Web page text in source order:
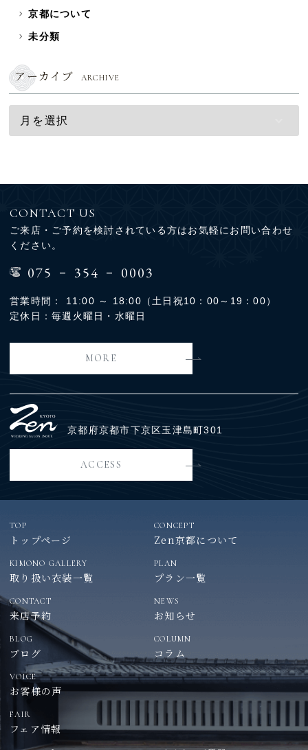
京都について
未分類
アーカイブ ARCHIVE
CONTACT US
ご来店・ご予約を検討されている方はお気軽にお問い合わせ
ください。
075 - 354 - 0003
営業時間： 11:00 ～ 18:00（土日祝10：00～19：00）
定休日：毎週火曜日・水曜日
MORE
京都府京都市下京区玉津島町301
ACCESS
TOP
トップページ
CONCEPT
Zen京都について
KIMONO GALLERY
取り扱い衣装一覧
PLAN
プラン一覧
CONTACT
来店予約
NEWS
お知らせ
BLOG
ブログ
COLUMN
コラム
VOICE
お客様の声
FAIR
フェア情報